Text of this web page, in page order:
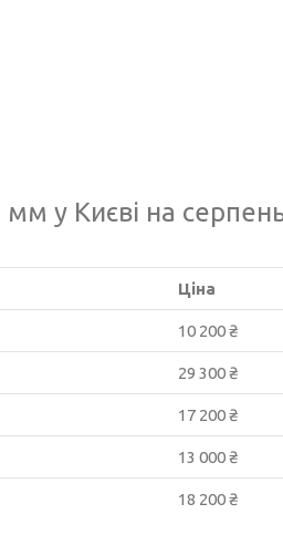
у Києві на
Ціна
10 200 ₴
29 300 ₴
17 200 ₴
13 000 ₴
18 200 ₴